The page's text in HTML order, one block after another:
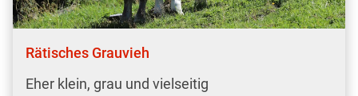
Rätisches Grauvieh
Eher klein, grau und vielseitig